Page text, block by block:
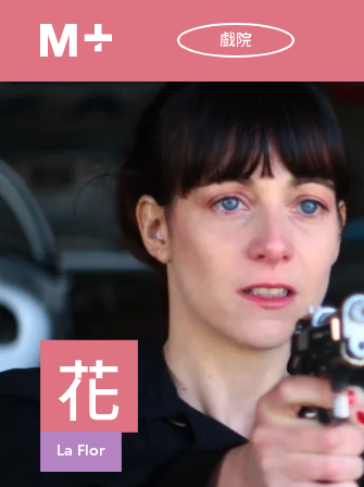
戲院
花
La Flor